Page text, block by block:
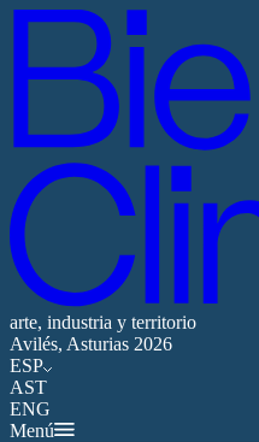
arte, industria y territorio
Avilés, Asturias 2026
ESP
AST
ENG
Menú